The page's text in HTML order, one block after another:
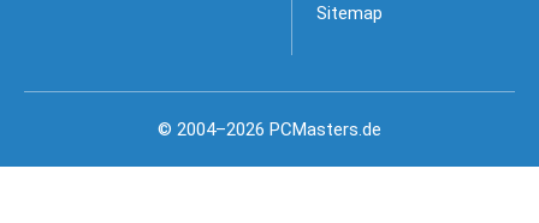
Sitemap
© 2004–2026 PCMasters.de